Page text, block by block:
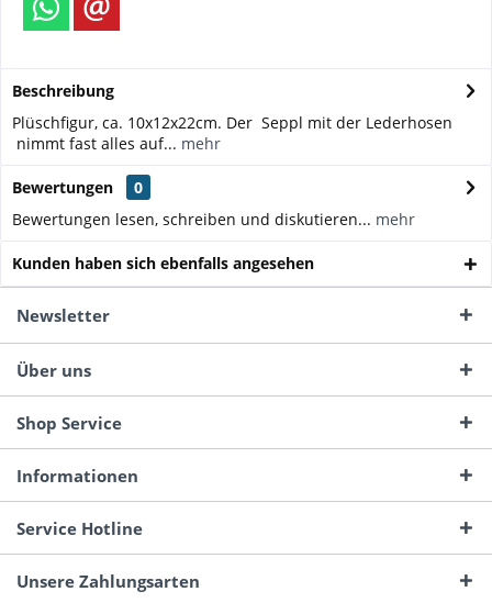
Beschreibung
Plüschfigur, ca. 10x12x22cm. Der Seppl mit der Lederhosen
nimmt fast alles auf... mehr
Bewertungen
0
Bewertungen lesen, schreiben und diskutieren... mehr
Kunden haben sich ebenfalls angesehen
Newsletter
Über uns
Shop Service
Informationen
Service Hotline
Unsere Zahlungsarten